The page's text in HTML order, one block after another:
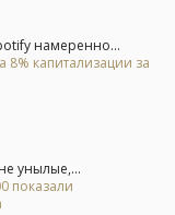
намеренно...
8% капитализации за
унылые,...
показали